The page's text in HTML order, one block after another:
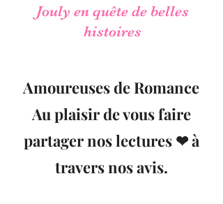
Jouly en quête de belles
histoires
Amoureuses de Romance
Au plaisir de vous faire
partager nos lectures ❤ à
travers nos avis.